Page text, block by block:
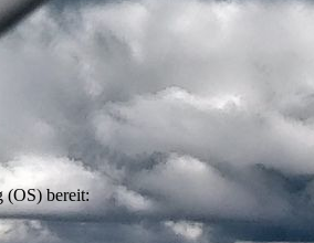
(OS) bereit: